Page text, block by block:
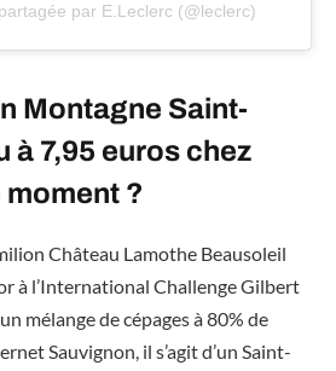
par E.Leclerc (@leclerc)
Montagne Saint-
à 7,95 euros chez
?
Château Lamothe Beausoleil
à l’International Challenge Gilbert
mélange de cépages à 80% de
Sauvignon, il s’agit d’un Saint-